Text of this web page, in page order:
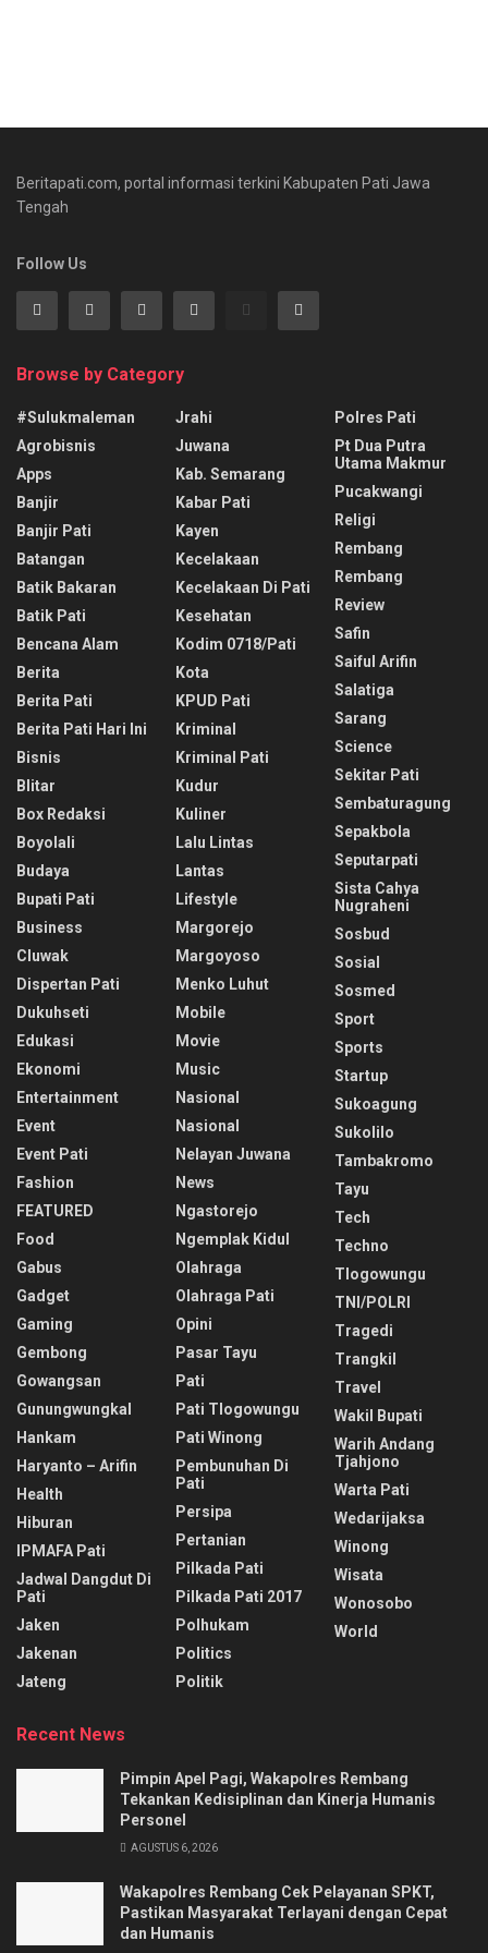
Beritapati.com, portal informasi terkini Kabupaten Pati Jawa
Tengah
Follow Us
Browse by Category
#sulukmaleman
Agrobisnis
Apps
Banjir
Banjir Pati
Batangan
Batik Bakaran
Batik Pati
Bencana Alam
Berita
Berita Pati
Berita Pati Hari Ini
Bisnis
Blitar
Box Redaksi
Boyolali
Budaya
Bupati Pati
Business
Cluwak
Dispertan Pati
Dukuhseti
Edukasi
Ekonomi
Entertainment
Event
Event Pati
Fashion
FEATURED
Food
Gabus
Gadget
Gaming
Gembong
Gowangsan
Gunungwungkal
Hankam
Haryanto – Arifin
Health
Hiburan
IPMAFA Pati
Jadwal Dangdut Di
Pati
Jaken
Jakenan
Jateng
Jrahi
Juwana
Kab. Semarang
Kabar Pati
Kayen
Kecelakaan
Kecelakaan Di Pati
Kesehatan
Kodim 0718/pati
Kota
KPUD Pati
Kriminal
Kriminal Pati
Kudur
Kuliner
Lalu Lintas
Lantas
Lifestyle
Margorejo
Margoyoso
Menko Luhut
Mobile
Movie
Music
Nasional
Nasional
Nelayan Juwana
News
Ngastorejo
Ngemplak Kidul
Olahraga
Olahraga Pati
Opini
Pasar Tayu
Pati
Pati Tlogowungu
Pati Winong
Pembunuhan Di
Pati
Persipa
Pertanian
Pilkada Pati
Pilkada Pati 2017
Polhukam
Politics
Politik
Polres Pati
Pt Dua Putra
Utama Makmur
Pucakwangi
Religi
Rembang
Rembang
Review
Safin
Saiful Arifin
Salatiga
Sarang
Science
Sekitar Pati
Sembaturagung
Sepakbola
Seputarpati
Sista Cahya
Nugraheni
Sosbud
Sosial
Sosmed
Sport
Sports
Startup
Sukoagung
Sukolilo
Tambakromo
Tayu
Tech
Techno
Tlogowungu
TNI/POLRI
Tragedi
Trangkil
Travel
Wakil Bupati
Warih Andang
Tjahjono
Warta Pati
Wedarijaksa
Winong
Wisata
Wonosobo
World
Recent News
Pimpin Apel Pagi, Wakapolres Rembang
Tekankan Kedisiplinan dan Kinerja Humanis
Personel
AGUSTUS 6, 2026
Wakapolres Rembang Cek Pelayanan SPKT,
Pastikan Masyarakat Terlayani dengan Cepat
dan Humanis